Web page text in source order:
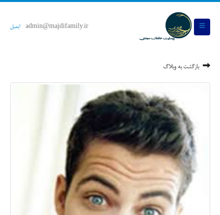
admin@majdifamily.ir ایمیل
بازگشت به وبلاگ